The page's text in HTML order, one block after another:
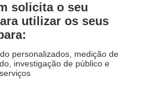
Cabo de fibra óptica
Patch
solicita o seu
utilizar os seus
personalizados, medição de
investigação de público e